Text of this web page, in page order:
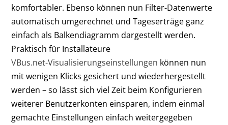
komfortabler. Ebenso können nun Filter-Datenwerte
automatisch umgerechnet und Tageserträge ganz
einfach als Balkendiagramm dargestellt werden.
Praktisch für Installateure
VBus.net-Visualisierungseinstellungen können nun
mit wenigen Klicks gesichert und wiederhergestellt
werden – so lässt sich viel Zeit beim Konfigurieren
weiterer Benutzerkonten einsparen, indem einmal
gemachte Einstellungen einfach weitergegeben